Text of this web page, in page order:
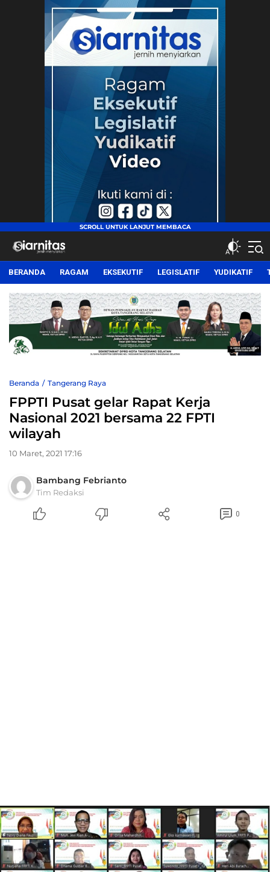
siarnitas
Jernih Menyiarkan
BERANDA RAGAM EKSEKUTIF LEGISLATIF YUDIKATIF
Beranda Tangerang Raya
FPPTI Pusat gelar Rapat Kerja
Nasional 2021 bersama 22 FPTI
wilayah
10 Maret, 2021 17:16
Bambang Febrianto
Tim Redaksi
0